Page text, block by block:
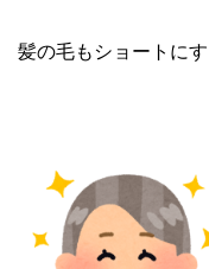
髪の毛もショートに